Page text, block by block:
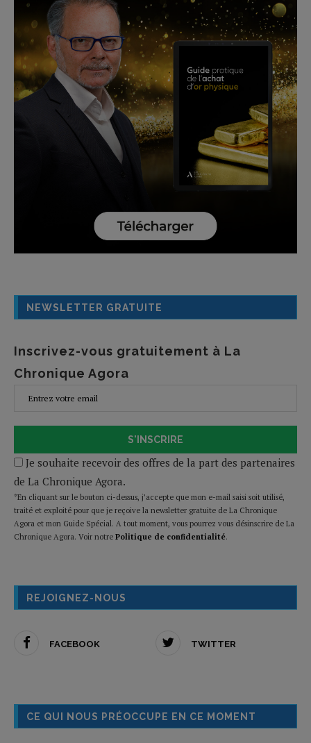
NEWSLETTER GRATUITE
Inscrivez-vous gratuitement à La
Chronique Agora
S'INSCRIRE
Je souhaite recevoir des offres de la part des partenaires
de La Chronique Agora.
*En cliquant sur le bouton ci-dessus, j’accepte que mon e-mail saisi soit utilisé,
traité et exploité pour que je reçoive la newsletter gratuite de La Chronique
Agora et mon Guide Spécial. A tout moment, vous pourrez vous désinscrire de La
Chronique Agora. Voir notre Politique de confidentialité.
REJOIGNEZ-NOUS
FACEBOOK TWITTER
CE QUI NOUS PRÉOCCUPE EN CE MOMENT